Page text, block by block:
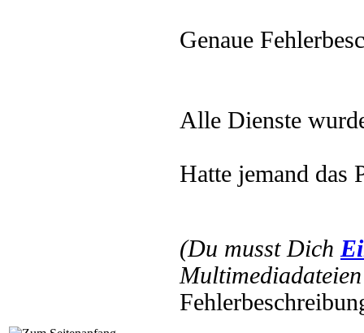
Genaue
Alle Dienste
Hatte jemand das
(Du musst Dich